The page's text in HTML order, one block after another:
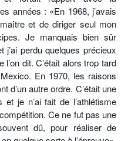
années : «En 1968, j’avais
et de diriger seul mon
Je manquais bien sûr
j’ai perdu quelques précieux
dit. C’était alors trop tard
En 1970, les raisons
d’un autre ordre. C’était une
je n’ai fait de l’athlétisme
Ce ne fut pas une
dû, pour réaliser de